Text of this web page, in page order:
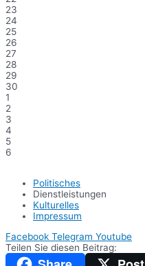
23
24
25
26
27
28
29
30
1
2
3
4
5
6
Politisches
Dienstleistungen
Kulturelles
Impressum
Facebook Telegram Youtube
Teilen Sie diesen Beitrag: